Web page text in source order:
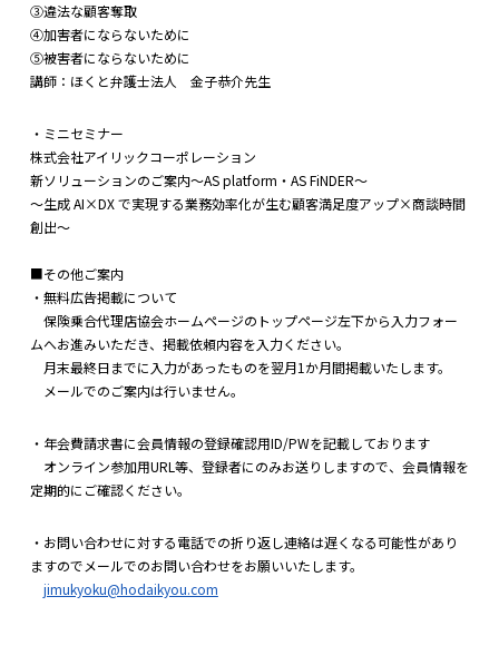
③違法な顧客奪取
④加害者にならないために
⑤被害者にならないために
講師：ほくと弁護士法人 金子恭介先生
・ミニセミナー
株式会社アイリックコーポレーション
新ソリューションのご案内～AS platform・AS FiNDER～
～生成 AI×DX で実現する業務効率化が生む顧客満足度アップ×商談時間
創出～
■その他ご案内
・無料広告掲載について
保険乗合代理店協会ホームページのトップページ左下から入力フォー
ムへお進みいただき、掲載依頼内容を入力ください。
月末最終日までに入力があったものを翌月1か月間掲載いたします。
メールでのご案内は行いません。
・年会費請求書に会員情報の登録確認用ID/PWを記載しております
オンライン参加用URL等、登録者にのみお送りしますので、会員情報を
定期的にご確認ください。
・お問い合わせに対する電話での折り返し連絡は遅くなる可能性があり
ますのでメールでのお問い合わせをお願いいたします。
jimukyoku@hodaikyou.com